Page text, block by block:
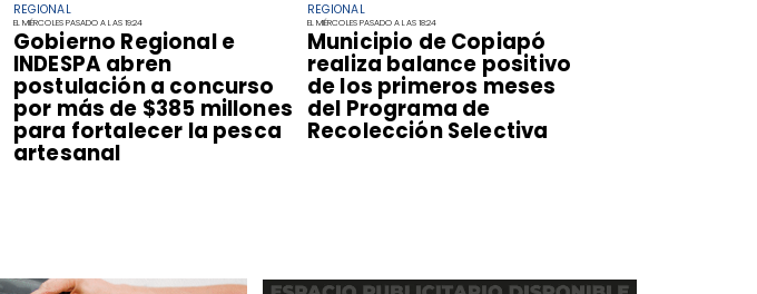
REGIONAL
EL MIÉRCOLES PASADO A LAS 19:24
​Gobierno Regional e
INDESPA abren
postulación a concurso
por más de $385 millones
para fortalecer la pesca
artesanal
REGIONAL
EL MIÉRCOLES PASADO A LAS 18:24
​Municipio de Copiapó
realiza balance positivo
de los primeros meses
del Programa de
Recolección Selectiva